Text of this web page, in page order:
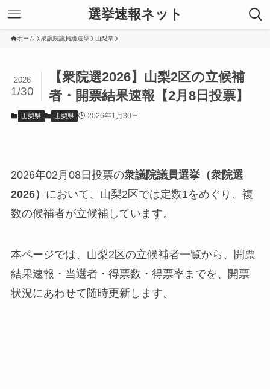
選挙速報ネット
ホーム 衆議院議員総選挙 山梨県
【衆院選2026】山梨2区の立候補
者・開票結果速報【2月8日投票】
2026
1/30
山梨県 山梨県 2026年1月30日
2026年02月08日投票の衆議院議員選挙（衆院選
2026） において、山梨2区では定数1をめぐり、複
数の候補者が立候補しています。
本ページでは、山梨2区の立候補者一覧から、開票
結果速報・当選者・得票数・得票率までを、開票
状況にあわせて随時更新します。